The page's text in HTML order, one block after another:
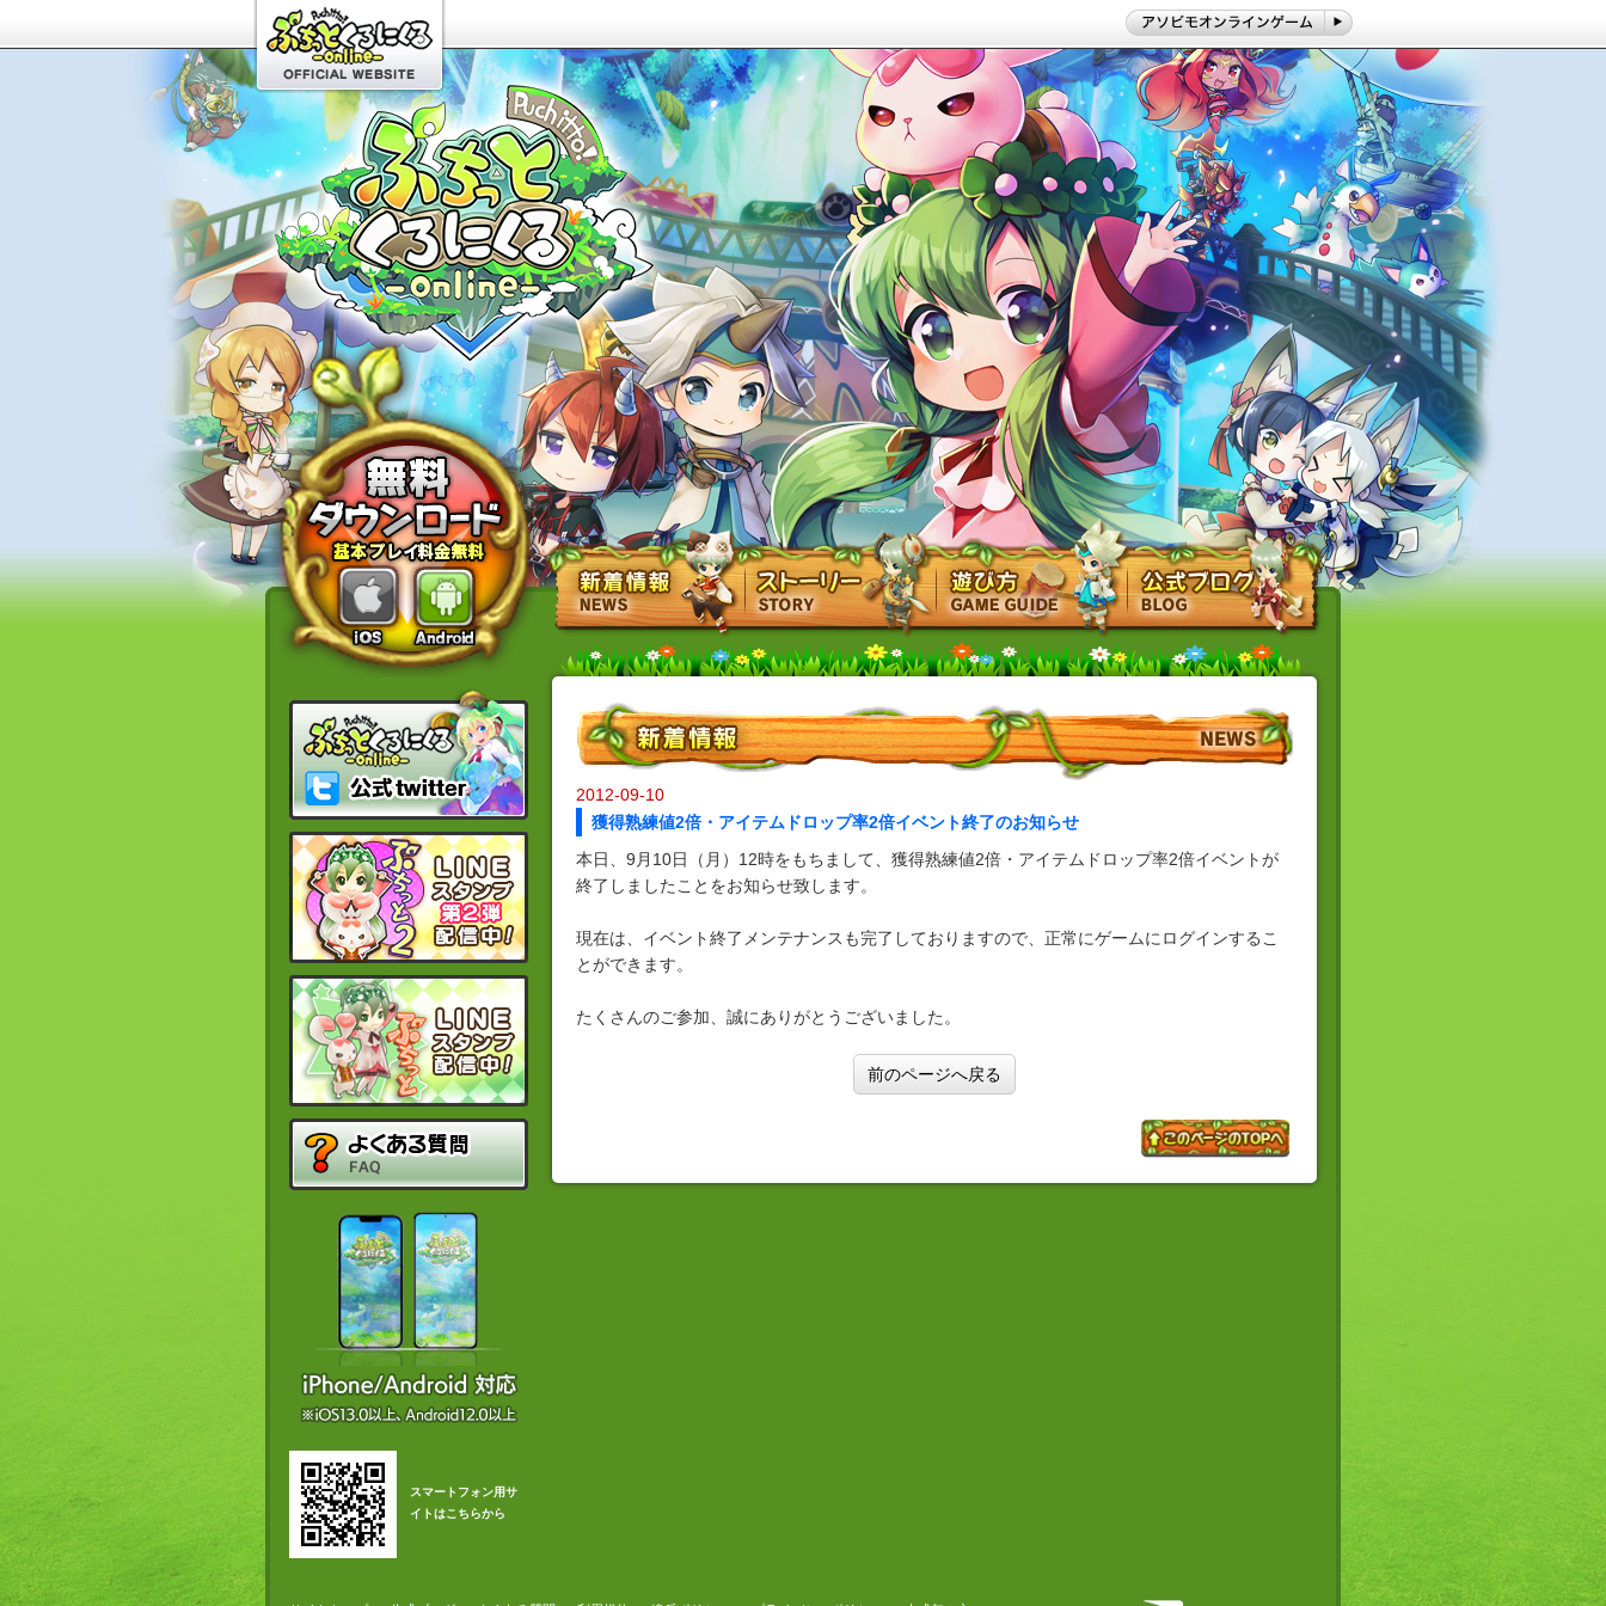
2012-09-10
獲得熟練値2倍・アイテムドロップ率2倍イベント終了のお知らせ
本日、9月10日（月）12時をもちまして、獲得熟練値2倍・アイテムドロップ率2倍イベントが
終了しましたことをお知らせ致します。
現在は、イベント終了メンテナンスも完了しておりますので、正常にゲームにログインするこ
とができます。
たくさんのご参加、誠にありがとうございました。
前のページへ戻る
スマートフォン用サ
イトはこちらから